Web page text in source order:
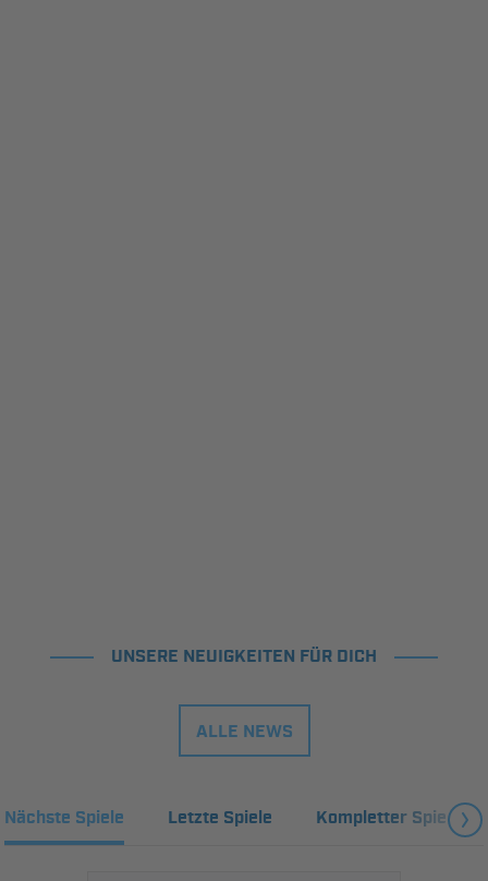
UNSERE NEUIGKEITEN FÜR DICH
ALLE NEWS
Nächste Spiele Letzte Spiele Kompletter Spielplan